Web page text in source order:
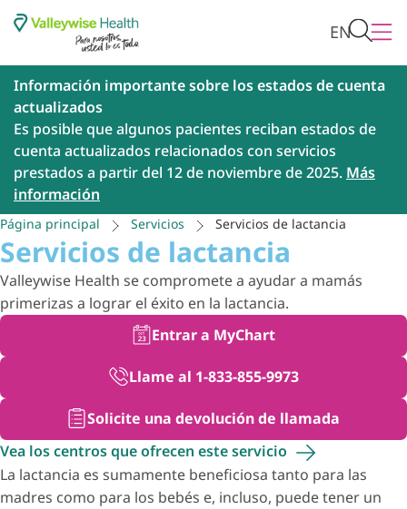
EN
Información importante sobre los estados de cuenta
actualizados
Es posible que algunos pacientes reciban estados de
cuenta actualizados relacionados con servicios
prestados a partir del 12 de noviembre de 2025. Más
información
Página principal Servicios Servicios de lactancia
Servicios de lactancia
Valleywise Health se compromete a ayudar a mamás
primerizas a lograr el éxito en la lactancia.
Entrar a MyChart
Llame al 1-833-855-9973
Solicite una devolución de llamada
Vea los centros que ofrecen esteservicio
La lactancia es sumamente beneficiosa tanto para las
madres como para los bebés e, incluso, puede tener un